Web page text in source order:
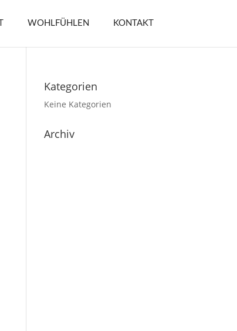
WOHLFÜHLEN KONTAKT
Kategorien
Keine Kategorien
Archiv